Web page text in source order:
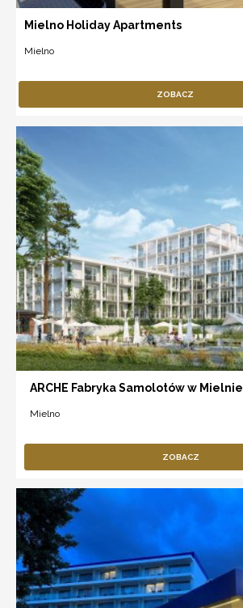
Mielno Holiday Apartments
Mielno
ZOBACZ
ARCHE Fabryka Samolotów w Mielnie
Mielno
ZOBACZ